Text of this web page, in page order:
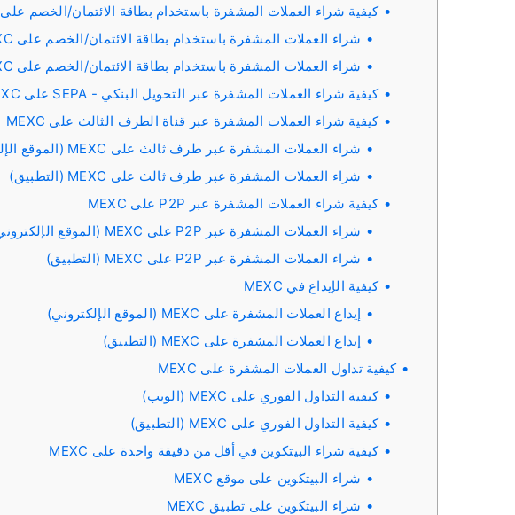
كيفية شراء العملات المشفرة باستخدام بطاقة الائتمان/الخصم على MEXC
شراء العملات المشفرة باستخدام بطاقة الائتمان/الخصم على MEXC (الموقع الإلكتروني)
شراء العملات المشفرة باستخدام بطاقة الائتمان/الخصم على MEXC (التطبيق)
كيفية شراء العملات المشفرة عبر التحويل البنكي - SEPA على MEXC
كيفية شراء العملات المشفرة عبر قناة الطرف الثالث على MEXC
شراء العملات المشفرة عبر طرف ثالث على MEXC (الموقع الإلكتروني)
شراء العملات المشفرة عبر طرف ثالث على MEXC (التطبيق)
كيفية شراء العملات المشفرة عبر P2P على MEXC
شراء العملات المشفرة عبر P2P على MEXC (الموقع الإلكتروني)
شراء العملات المشفرة عبر P2P على MEXC (التطبيق)
كيفية الإيداع في MEXC
إيداع العملات المشفرة على MEXC (الموقع الإلكتروني)
إيداع العملات المشفرة على MEXC (التطبيق)
كيفية تداول العملات المشفرة على MEXC
كيفية التداول الفوري على MEXC (الويب)
كيفية التداول الفوري على MEXC (التطبيق)
كيفية شراء البيتكوين في أقل من دقيقة واحدة على MEXC
شراء البيتكوين على موقع MEXC
شراء البيتكوين على تطبيق MEXC